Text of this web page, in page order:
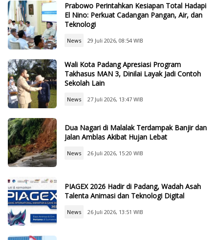
Prabowo Perintahkan Kesiapan Total Hadapi
El Nino: Perkuat Cadangan Pangan, Air, dan
Teknologi
News 29 Juli 2026, 08:54 WIB
Wali Kota Padang Apresiasi Program
Takhasus MAN 3, Dinilai Layak Jadi Contoh
Sekolah Lain
News 27 Juli 2026, 13:47 WIB
Dua Nagari di Malalak Terdampak Banjir dan
Jalan Amblas Akibat Hujan Lebat
News 26 Juli 2026, 15:20 WIB
PIAGEX 2026 Hadir di Padang, Wadah Asah
Talenta Animasi dan Teknologi Digital
News 26 Juli 2026, 13:51 WIB